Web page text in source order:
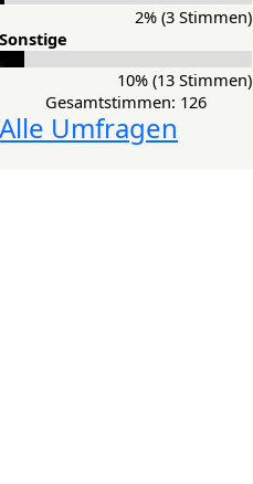
2% (3 Stimmen)
Sons­ti­ge
10% (13 Stimmen)
Gesamtstimmen: 126
Alle Umfragen